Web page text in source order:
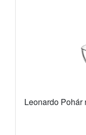
Leonardo Pohár